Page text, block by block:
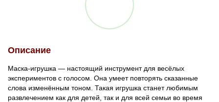
Описание
Маска-игрушка — настоящий инструмент для весёлых
экспериментов с голосом. Она умеет повторять сказанные
слова изменённым тоном. Такая игрушка станет любимым
развлечением как для детей, так и для всей семьи во время